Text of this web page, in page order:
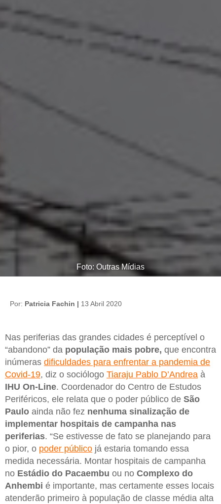
Foto: Outras Mídias
Por: Patricia Fachin | 13 Abril 2020
Nas periferias das grandes cidades é perceptível o
“abandono” da população mais pobre, que encontra
inúmeras dificuldades para enfrentar a pandemia de
Covid-19, diz o sociólogo Tiaraju Pablo D’Andrea à
IHU On-Line. Coordenador do Centro de Estudos
Periféricos, ele relata que o poder público de São
Paulo ainda não fez nenhuma sinalização de
implementar hospitais de campanha nas
periferias. “Se estivesse de fato se planejando para
o pior, o poder público já estaria tomando essa
medida necessária. Montar hospitais de campanha
no Estádio do Pacaembu ou no Complexo do
Anhembi é importante, mas certamente esses locais
atenderão primeiro à população de classe média alta